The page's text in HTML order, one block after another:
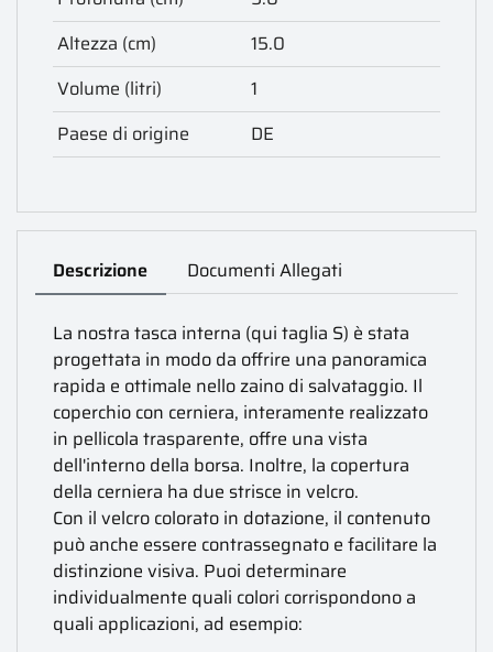
Altezza (cm)
15.0
Volume (litri)
1
Paese di origine
DE
Descrizione Documenti Allegati
La nostra tasca interna (qui taglia S) è stata
progettata in modo da offrire una panoramica
rapida e ottimale nello zaino di salvataggio. Il
coperchio con cerniera, interamente realizzato
in pellicola trasparente, offre una vista
dell'interno della borsa. Inoltre, la copertura
della cerniera ha due strisce in velcro.
Con il velcro colorato in dotazione, il contenuto
può anche essere contrassegnato e facilitare la
distinzione visiva. Puoi determinare
individualmente quali colori corrispondono a
quali applicazioni, ad esempio: